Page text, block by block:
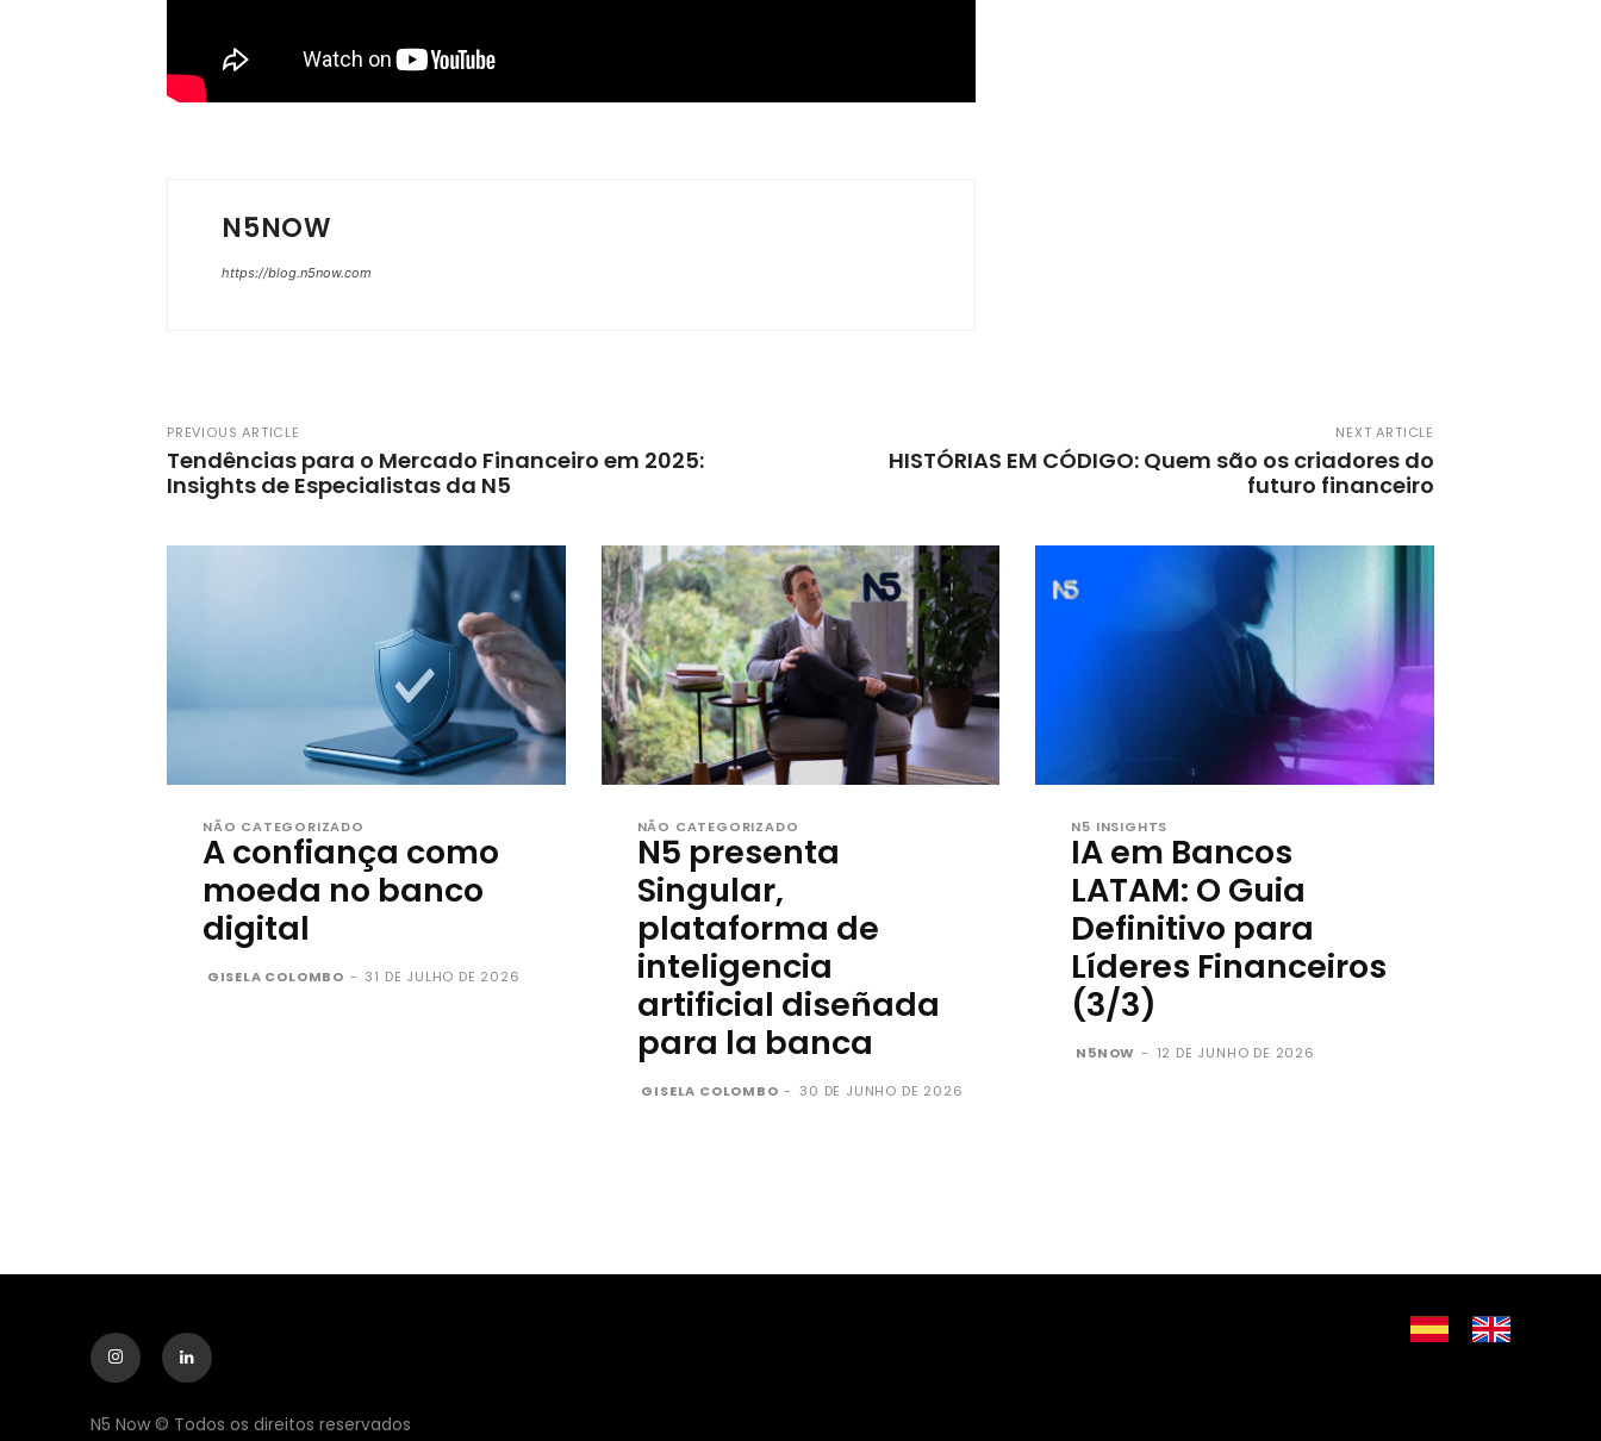
N5NOW
https://blog.n5now.com
PREVIOUS ARTICLE
Tendências para o Mercado Financeiro em 2025:
Insights de Especialistas da N5
NEXT ARTICLE
HISTÓRIAS EM CÓDIGO: Quem são os criadores do
futuro financeiro
NÃO CATEGORIZADO
A confiança como
moeda no banco
digital
GISELA COLOMBO - 31 DE JULHO DE 2026
NÃO CATEGORIZADO
N5 presenta
Singular,
plataforma de
inteligencia
artificial diseñada
para la banca
GISELA COLOMBO - 30 DE JUNHO DE 2026
N5 INSIGHTS
IA em Bancos
LATAM: O Guia
Definitivo para
Líderes Financeiros
(3/3)
N5NOW - 12 DE JUNHO DE 2026
N5 Now © Todos os direitos reservados